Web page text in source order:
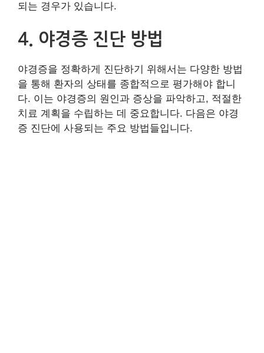
되는 경우가 있습니다.
4. 야경증 진단 방법
야경증을 정확하게 진단하기 위해서는 다양한 방법
을 통해 환자의 상태를 종합적으로 평가해야 합니
다. 이는 야경증의 원인과 증상을 파악하고, 적절한
치료 계획을 수립하는 데 중요합니다. 다음은 야경
증 진단에 사용되는 주요 방법들입니다.